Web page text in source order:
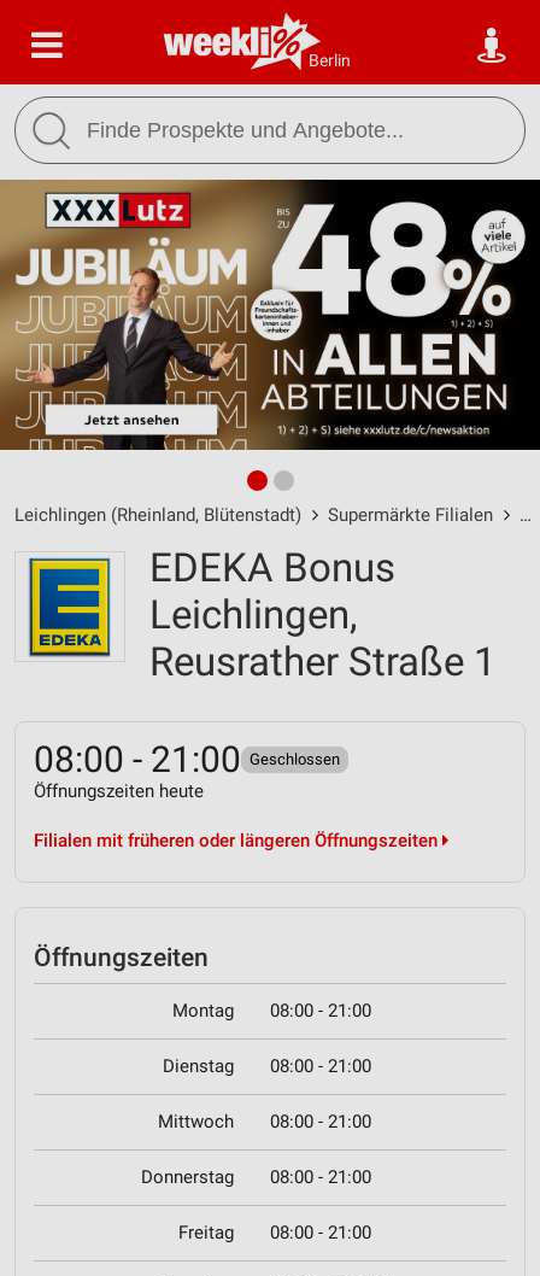
Berlin
Leichlingen (Rheinland, Blütenstadt) Supermärkte Filialen
EDEKA Bonus
Leichlingen,
Reusrather Straße 1
08:00 - 21:00 Geschlossen
Öffnungszeiten heute
Filialen mit früheren oder längeren Öffnungszeiten
Öffnungszeiten
Montag 08:00 - 21:00
Dienstag 08:00 - 21:00
Mittwoch 08:00 - 21:00
Donnerstag 08:00 - 21:00
Freitag 08:00 - 21:00